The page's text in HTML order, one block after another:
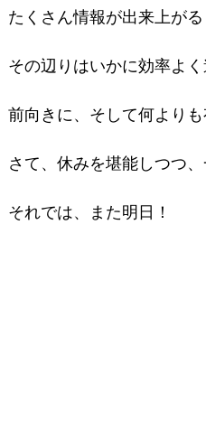
たくさん情報が出来上がる
その辺りはいかに効率よく
前向きに、そして何よりも
さて、休みを堪能しつつ、
それでは、また明日！